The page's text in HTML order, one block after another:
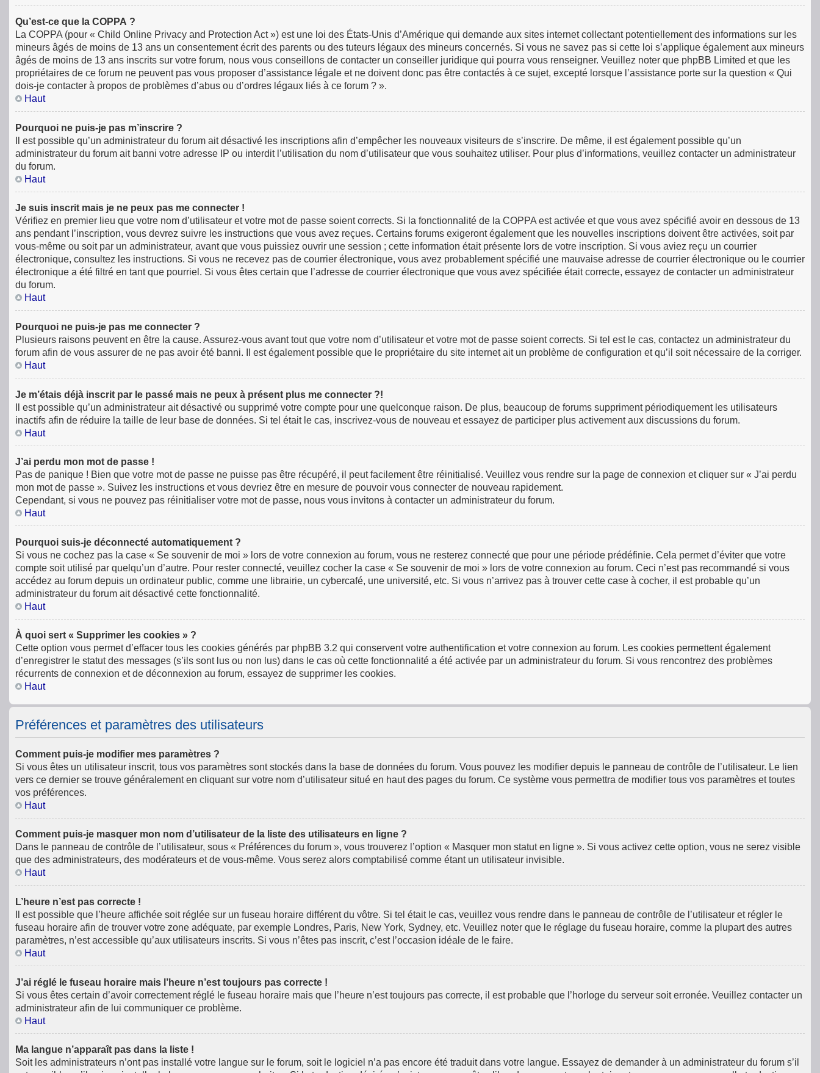
Qu’est-ce que la COPPA ?
La COPPA (pour « Child Online Privacy and Protection Act ») est une loi des États-Unis d’Amérique qui demande aux sites internet collectant potentiellement des informations sur les
mineurs âgés de moins de 13 ans un consentement écrit des parents ou des tuteurs légaux des mineurs concernés. Si vous ne savez pas si cette loi s’applique également aux mineurs
âgés de moins de 13 ans inscrits sur votre forum, nous vous conseillons de contacter un conseiller juridique qui pourra vous renseigner. Veuillez noter que phpBB Limited et que les
propriétaires de ce forum ne peuvent pas vous proposer d’assistance légale et ne doivent donc pas être contactés à ce sujet, excepté lorsque l’assistance porte sur la question « Qui
dois-je contacter à propos de problèmes d’abus ou d’ordres légaux liés à ce forum ? ».
Haut
Pourquoi ne puis-je pas m’inscrire ?
Il est possible qu’un administrateur du forum ait désactivé les inscriptions afin d’empêcher les nouveaux visiteurs de s’inscrire. De même, il est également possible qu’un
administrateur du forum ait banni votre adresse IP ou interdit l’utilisation du nom d’utilisateur que vous souhaitez utiliser. Pour plus d’informations, veuillez contacter un administrateur
du forum.
Haut
Je suis inscrit mais je ne peux pas me connecter !
Vérifiez en premier lieu que votre nom d’utilisateur et votre mot de passe soient corrects. Si la fonctionnalité de la COPPA est activée et que vous avez spécifié avoir en dessous de 13
ans pendant l’inscription, vous devrez suivre les instructions que vous avez reçues. Certains forums exigeront également que les nouvelles inscriptions doivent être activées, soit par
vous-même ou soit par un administrateur, avant que vous puissiez ouvrir une session ; cette information était présente lors de votre inscription. Si vous aviez reçu un courrier
électronique, consultez les instructions. Si vous ne recevez pas de courrier électronique, vous avez probablement spécifié une mauvaise adresse de courrier électronique ou le courrier
électronique a été filtré en tant que pourriel. Si vous êtes certain que l’adresse de courrier électronique que vous avez spécifiée était correcte, essayez de contacter un administrateur
du forum.
Haut
Pourquoi ne puis-je pas me connecter ?
Plusieurs raisons peuvent en être la cause. Assurez-vous avant tout que votre nom d’utilisateur et votre mot de passe soient corrects. Si tel est le cas, contactez un administrateur du
forum afin de vous assurer de ne pas avoir été banni. Il est également possible que le propriétaire du site internet ait un problème de configuration et qu’il soit nécessaire de la corriger.
Haut
Je m’étais déjà inscrit par le passé mais ne peux à présent plus me connecter ?!
Il est possible qu’un administrateur ait désactivé ou supprimé votre compte pour une quelconque raison. De plus, beaucoup de forums suppriment périodiquement les utilisateurs
inactifs afin de réduire la taille de leur base de données. Si tel était le cas, inscrivez-vous de nouveau et essayez de participer plus activement aux discussions du forum.
Haut
J’ai perdu mon mot de passe !
Pas de panique ! Bien que votre mot de passe ne puisse pas être récupéré, il peut facilement être réinitialisé. Veuillez vous rendre sur la page de connexion et cliquer sur « J’ai perdu
mon mot de passe ». Suivez les instructions et vous devriez être en mesure de pouvoir vous connecter de nouveau rapidement.
Cependant, si vous ne pouvez pas réinitialiser votre mot de passe, nous vous invitons à contacter un administrateur du forum.
Haut
Pourquoi suis-je déconnecté automatiquement ?
Si vous ne cochez pas la case « Se souvenir de moi » lors de votre connexion au forum, vous ne resterez connecté que pour une période prédéfinie. Cela permet d’éviter que votre
compte soit utilisé par quelqu’un d’autre. Pour rester connecté, veuillez cocher la case « Se souvenir de moi » lors de votre connexion au forum. Ceci n’est pas recommandé si vous
accédez au forum depuis un ordinateur public, comme une librairie, un cybercafé, une université, etc. Si vous n’arrivez pas à trouver cette case à cocher, il est probable qu’un
administrateur du forum ait désactivé cette fonctionnalité.
Haut
À quoi sert « Supprimer les cookies » ?
Cette option vous permet d’effacer tous les cookies générés par phpBB 3.2 qui conservent votre authentification et votre connexion au forum. Les cookies permettent également
d’enregistrer le statut des messages (s’ils sont lus ou non lus) dans le cas où cette fonctionnalité a été activée par un administrateur du forum. Si vous rencontrez des problèmes
récurrents de connexion et de déconnexion au forum, essayez de supprimer les cookies.
Haut
Préférences et paramètres des utilisateurs
Comment puis-je modifier mes paramètres ?
Si vous êtes un utilisateur inscrit, tous vos paramètres sont stockés dans la base de données du forum. Vous pouvez les modifier depuis le panneau de contrôle de l’utilisateur. Le lien
vers ce dernier se trouve généralement en cliquant sur votre nom d’utilisateur situé en haut des pages du forum. Ce système vous permettra de modifier tous vos paramètres et toutes
vos préférences.
Haut
Comment puis-je masquer mon nom d’utilisateur de la liste des utilisateurs en ligne ?
Dans le panneau de contrôle de l’utilisateur, sous « Préférences du forum », vous trouverez l’option « Masquer mon statut en ligne ». Si vous activez cette option, vous ne serez visible
que des administrateurs, des modérateurs et de vous-même. Vous serez alors comptabilisé comme étant un utilisateur invisible.
Haut
L’heure n’est pas correcte !
Il est possible que l’heure affichée soit réglée sur un fuseau horaire différent du vôtre. Si tel était le cas, veuillez vous rendre dans le panneau de contrôle de l’utilisateur et régler le
fuseau horaire afin de trouver votre zone adéquate, par exemple Londres, Paris, New York, Sydney, etc. Veuillez noter que le réglage du fuseau horaire, comme la plupart des autres
paramètres, n’est accessible qu’aux utilisateurs inscrits. Si vous n’êtes pas inscrit, c’est l’occasion idéale de le faire.
Haut
J’ai réglé le fuseau horaire mais l’heure n’est toujours pas correcte !
Si vous êtes certain d’avoir correctement réglé le fuseau horaire mais que l’heure n’est toujours pas correcte, il est probable que l’horloge du serveur soit erronée. Veuillez contacter un
administrateur afin de lui communiquer ce problème.
Haut
Ma langue n’apparaît pas dans la liste !
Soit les administrateurs n’ont pas installé votre langue sur le forum, soit le logiciel n’a pas encore été traduit dans votre langue. Essayez de demander à un administrateur du forum s’il